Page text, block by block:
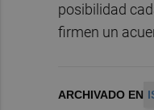
posibilidad
firmen un
ARCHIVADO EN